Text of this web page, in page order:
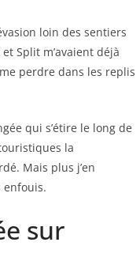
loin des sentiers
Split m’avaient déjà
perdre dans les replis
qui s’étire le long de
la
Mais plus j’en
enfouis.
sur